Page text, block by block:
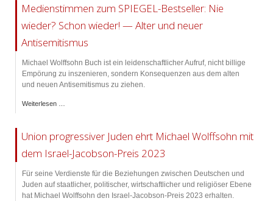
Medienstimmen zum SPIEGEL-Bestseller: Nie
wieder? Schon wieder! — Alter und neuer
Antisemitismus
Michael Wolffsohn Buch ist ein leidenschaftlicher Aufruf, nicht billige
Empörung zu inszenieren, sondern Konsequenzen aus dem alten
und neuen Antisemitismus zu ziehen.
Weiterlesen …
Union progressiver Juden ehrt Michael Wolffsohn mit
dem Israel-Jacobson-Preis 2023
Für seine Verdienste für die Beziehungen zwischen Deutschen und
Juden auf staatlicher, politischer, wirtschaftlicher und religiöser Ebene
hat Michael Wolffsohn den Israel-Jacobson-Preis 2023 erhalten.